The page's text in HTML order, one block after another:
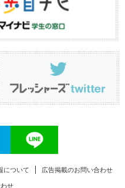
について 広告掲載のお問い合わせ
せ